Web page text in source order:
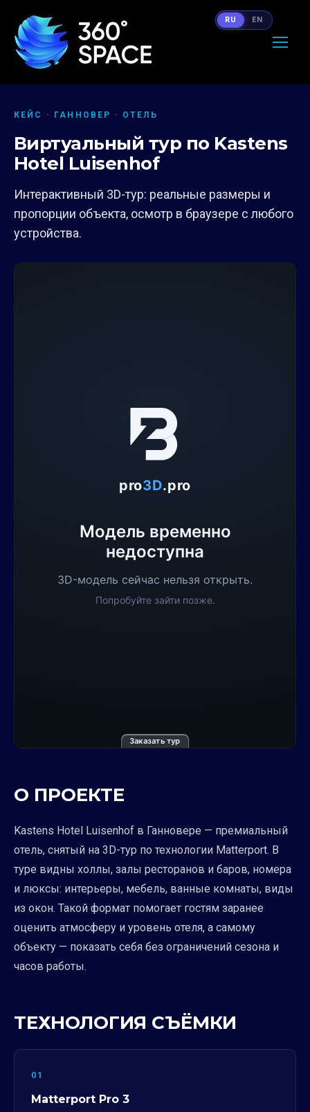
КЕЙС · ГАННОВЕР · ОТЕЛЬ
Виртуальный тур по Kastens
Hotel Luisenhof
Интерактивный 3D-тур: реальные размеры и
пропорции объекта, осмотр в браузере с любого
устройства.
Заказать тур
О ПРОЕКТЕ
Kastens Hotel Luisenhof в Ганновере — премиальный
отель, снятый на 3D-тур по технологии Matterport. В
туре видны холлы, залы ресторанов и баров, номера
и люксы: интерьеры, мебель, ванные комнаты, виды
из окон. Такой формат помогает гостям заранее
оценить атмосферу и уровень отеля, а самому
объекту — показать себя без ограничений сезона и
часов работы.
ТЕХНОЛОГИЯ СЪЁМКИ
01
Matterport Pro 3
RU EN